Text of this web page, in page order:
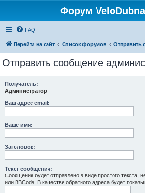
Форум
FAQ
Перейти на сайт Список форумов
Отправить сообщение
Получатель:
Администратор
Ваш адрес email:
Ваше имя:
Заголовок:
Текст сообщения:
Сообщение будет отправлено в виде простого текста,
или BBCode. В качестве обратного адреса будет